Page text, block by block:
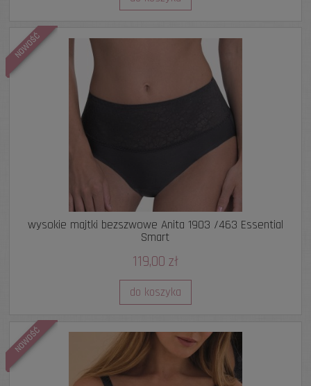
wysokie majtki bezszwowe Anita 1903 /463 Essential
Smart
119,00 zł
do koszyka
NOWOŚĆ
NOWOŚĆ